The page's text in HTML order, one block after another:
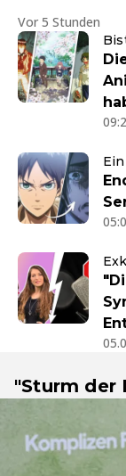
Vor 5 Stunden
"Sturm der